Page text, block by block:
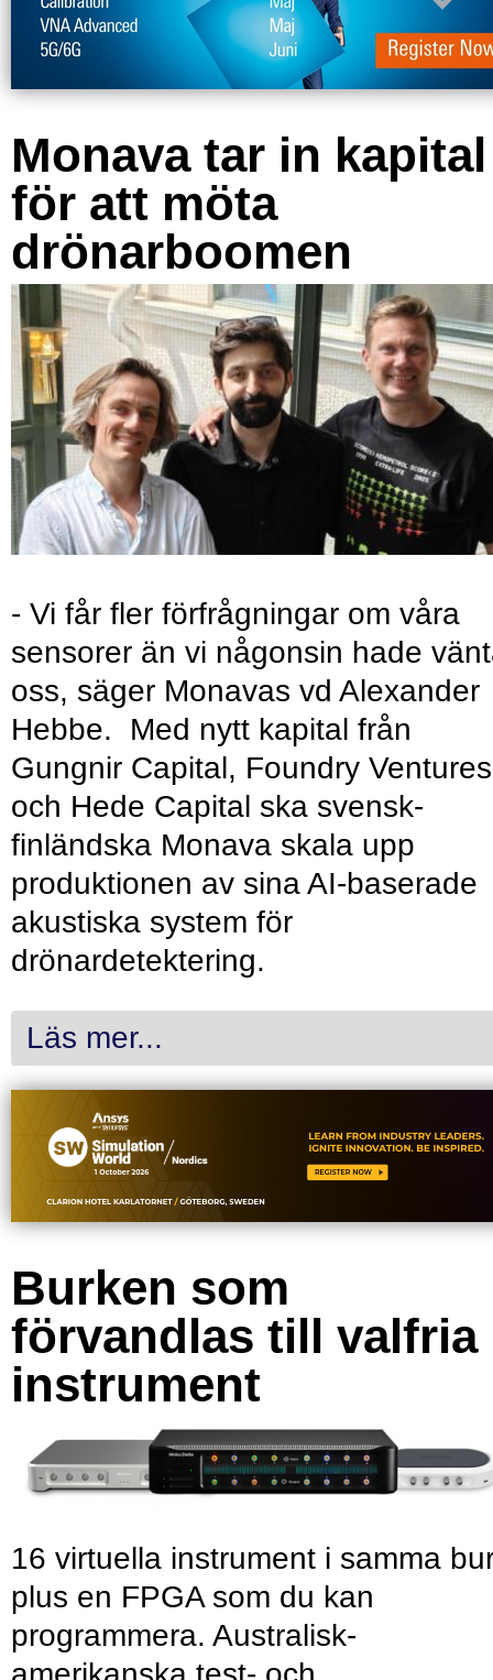
Monava tar in kapital
för att möta
drönarboomen
- Vi får fler förfrågningar om våra
sensorer än vi någonsin hade
oss, säger Monavas vd Alexander
Hebbe. Med nytt kapital från
Gungnir Capital, Foundry Ventures
och Hede Capital ska svensk-
finländska Monava skala upp
produktionen av sina AI-baserade
akustiska system för
drönardetektering.
Läs mer...
Burken som
förvandlas till valfria
instrument
16 virtuella instrument i samma
plus en FPGA som du kan
programmera. Australisk-